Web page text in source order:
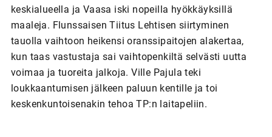
keskialueella ja Vaasa iski nopeilla hyökkäyksillä
maaleja. Flunssaisen Tiitus Lehtisen siirtyminen
tauolla vaihtoon heikensi oranssipaitojen alakertaa,
kun taas vastustaja sai vaihtopenkiltä selvästi uutta
voimaa ja tuoreita jalkoja. Ville Pajula teki
loukkaantumisen jälkeen paluun kentille ja toi
keskenkuntoisenakin tehoa TP:n laitapeliin.